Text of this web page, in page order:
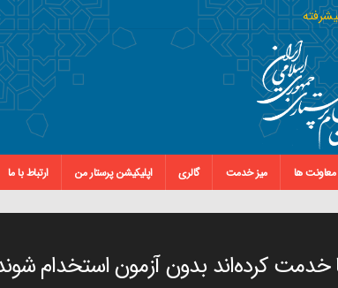
معاونت ها میز خدمت گالری اپلیکیشن پرستار من ارتباط با ما
خدمت کرد‌ه‌اند بدون آزمون استخدام